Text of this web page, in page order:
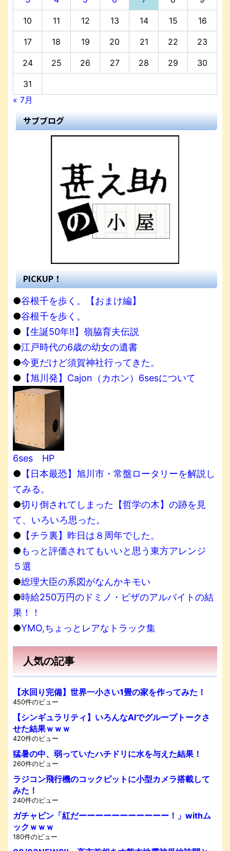
10 11 12 13 14 15 16
17 18 19 20 21 22 23
24 25 26 27 28 29 30
31
« 7月
サブブログ
PICKUP！
●谷根千を歩く。【おまけ編】
●谷根千を歩く。
● 【生誕50年!!】嶺脇育夫伝説
●江戸時代の6歳の幼女の遺書
●今更だけど須賀神社行ってきた。
● 【旭川発】Cajon（カホン）6sesについて
6ses HP
● 【日本最恐】旭川市・常盤ロータリーを解説し
てみる。
●切り倒されてしまった【哲学の木】の跡を見
て、いろいろ思った。
● 【チラ裏】昨日は８周年でした。
●もっと評価されてもいいと思う東方アレンジ
５選
●総理大臣の系図がなんかキモい
●時給250万円のドミノ・ピザのアルバイトの結
果！！
●YMO,ちょっとレアなトラック集
人気の記事
【水回り完備】世界一小さい1畳の家を作ってみた！
450件のビュー
【シンギュラリティ】いろんなAIでグループトークさ
せた結果ｗｗｗ
420件のビュー
猛暑の中、弱っていたハチドリに水を与えた結果！
260件のビュー
ラジコン飛行機のコックピットに小型カメラ搭載して
みた！
240件のビュー
ガチャピン「紅だーーーーーーーーーーー！」withム
ックｗｗｗ
180件のビュー